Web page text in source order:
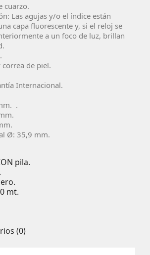
cuarzo.
Las agujas y/o el índice están
capa fluorescente y, si el reloj se
a un foco de luz, brillan
correa de piel.
Internacional.
.
Ø: 35,9 mm.
pila.
mt.
(0)